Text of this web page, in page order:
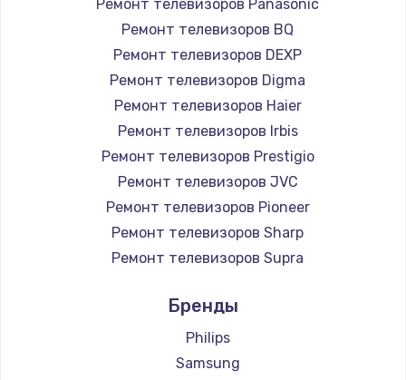
Заказать
Замена микросхемы NFC
1100 руб.
Заказать
Замена шим-контроллера
3900 руб.
Заказать
1030 руб.
Заказать
Ремонт телевизоров Panasonic
Ремонт телевизоров BQ
Ремонт телевизоров DEXP
Ремонт телевизоров Digma
Ремонт телевизоров Haier
Ремонт телевизоров Irbis
Ремонт телевизоров Prestigio
Ремонт телевизоров JVC
Ремонт телевизоров Pioneer
Ремонт телевизоров Sharp
Ремонт телевизоров Supra
Ремонт телевизоров Hisense
Ремонт телевизоров Daewoo
Ремонт телевизоров Centek
Бренды
Philips
Samsung